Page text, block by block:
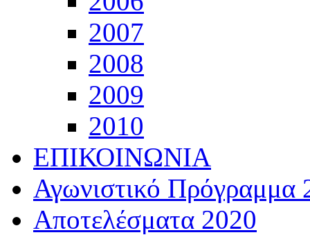
2007
2008
2009
2010
ΕΠΙΚΟΙΝΩΝΙΑ
Αγωνιστικό Πρόγραμμα
Αποτελέσματα 2020